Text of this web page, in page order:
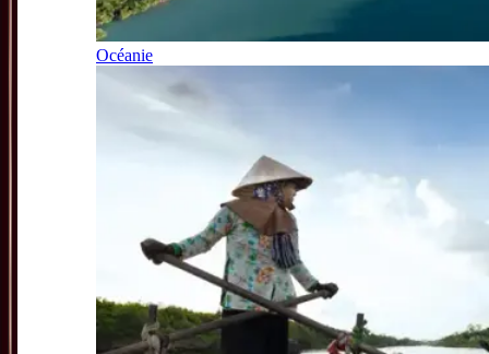
Océanie